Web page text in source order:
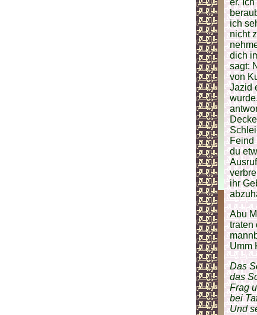
er.
ich
nicht
dich
sagt:
von
Jazid
Feind
du
ihr
Abu
traten
Umm
Das
das
Frag
bei
Und